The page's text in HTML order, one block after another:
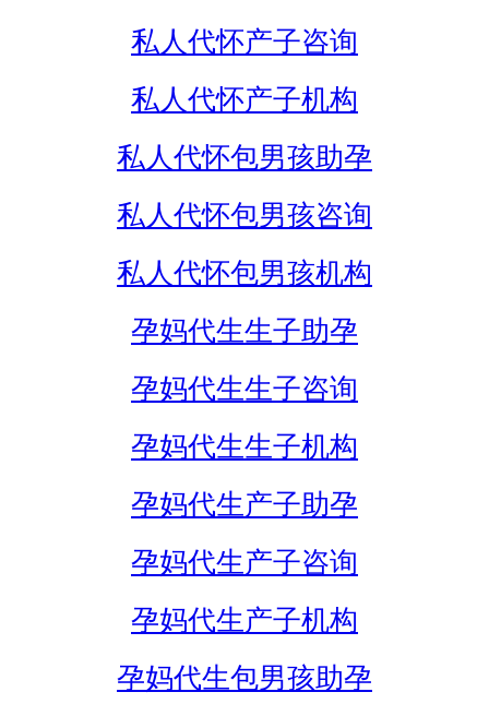
私人代怀产子咨询
私人代怀产子机构
私人代怀包男孩助孕
私人代怀包男孩咨询
私人代怀包男孩机构
孕妈代生生子助孕
孕妈代生生子咨询
孕妈代生生子机构
孕妈代生产子助孕
孕妈代生产子咨询
孕妈代生产子机构
孕妈代生包男孩助孕